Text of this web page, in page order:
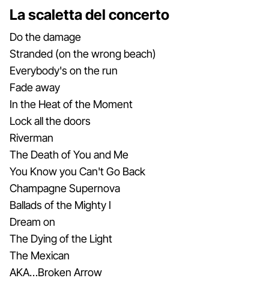
La scaletta del concerto
Do the damage
Stranded (on the wrong beach)
Everybody's on the run
Fade away
In the Heat of the Moment
Lock all the doors
Riverman
The Death of You and Me
You Know you Can't Go Back
Champagne Supernova
Ballads of the Mighty I
Dream on
The Dying of the Light
The Mexican
AKA…Broken Arrow